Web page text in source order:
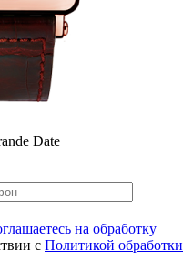
Date
на обработку
с Политикой обработки